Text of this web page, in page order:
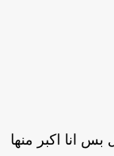
اكبر منها